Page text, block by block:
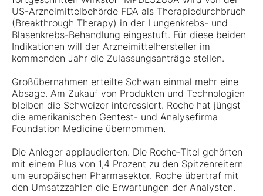
US-Arzneimittelbehörde FDA als Therapiedurchbruch
(Breakthrough Therapy) in der Lungenkrebs- und
Blasenkrebs-Behandlung eingestuft. Für diese beiden
Indikationen will der Arzneimittelhersteller im
kommenden Jahr die Zulassungsanträge stellen.
Großübernahmen erteilte Schwan einmal mehr eine
Absage. Am Zukauf von Produkten und Technologien
bleiben die Schweizer interessiert. Roche hat jüngst
die amerikanischen Gentest- und Analysefirma
Foundation Medicine übernommen.
Die Anleger applaudierten. Die Roche-Titel gehörten
mit einem Plus von 1,4 Prozent zu den Spitzenreitern
um europäischen Pharmasektor. Roche übertraf mit
den Umsatzzahlen die Erwartungen der Analysten.